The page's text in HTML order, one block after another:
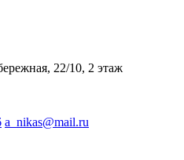
22/10, 2 этаж
a_nikas@mail.ru